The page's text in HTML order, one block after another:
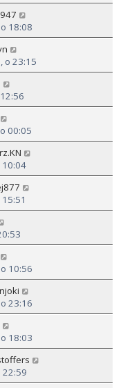
18:08
o 23:15
00:05
10:04
10:56
23:16
18:03
22:59